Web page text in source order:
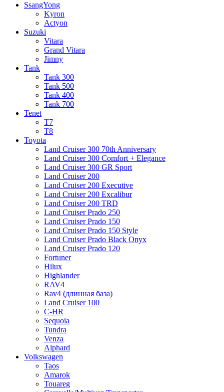
SsangYong
Kyron
Actyon
Suzuki
Vitara
Grand Vitara
Jimny
Tank
Tank 300
Tank 500
Tank 400
Tank 700
Tenet
T7
T8
Toyota
Land Cruiser 300 70th Anniversary
Land Cruiser 300 Comfort + Elegance
Land Cruiser 300 GR Sport
Land Cruiser 200
Land Cruiser 200 Executive
Land Cruiser 200 Excalibur
Land Cruiser 200 TRD
Land Cruiser Prado 250
Land Cruiser Prado 150
Land Cruiser Prado 150 Style
Land Cruiser Prado Black Onyx
Land Cruiser Prado 120
Fortuner
Hilux
Highlander
RAV4
Rav4 (длинная база)
Land Cruiser 100
C-HR
Sequoia
Tundra
Venza
Alphard
Volkswagen
Taos
Amarok
Touareg